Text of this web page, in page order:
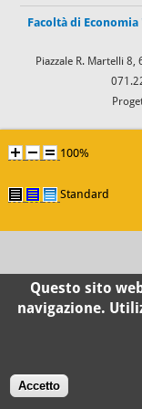
Facoltà di
Piazzale R. Martelli
100%
Standard
Questo sito
navigazione.
Accetto